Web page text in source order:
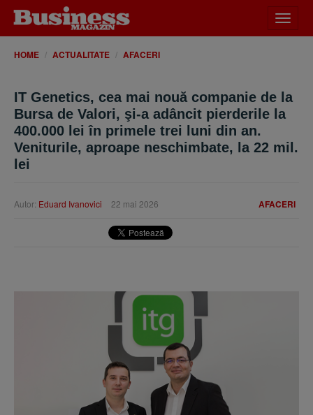
meniu
HOME ACTUALITATE AFACERI
IT Genetics, cea mai nouă companie de la
Bursa de Valori, şi-a adâncit pierderile la
400.000 lei în primele trei luni din an.
Veniturile, aproape neschimbate, la 22 mil.
lei
AFACERI
Autor: Eduard Ivanovici 22 mai 2026